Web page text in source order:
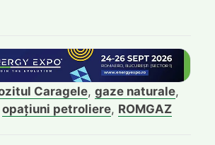
Caragele, gaze naturale,
opațiuni petroliere, ROMGAZ